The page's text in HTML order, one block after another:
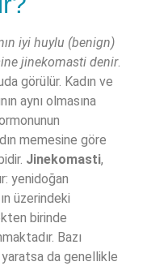
iyi huylu (benign)
jinekomasti denir.
görülür. Kadın ve
aynı olmasına
memesine göre
Jinekomasti,
yenidoğan
üzerindeki
birinde
Bazı
yaratsa da genellikle